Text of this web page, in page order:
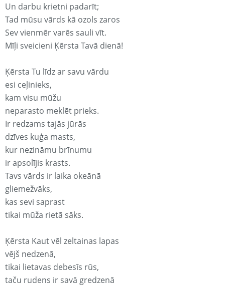
Un darbu krietni padarīt;
Tad mūsu vārds kā ozols zaros
Sev vienmēr varēs sauli vīt.
Mīļi sveicieni Ķērsta Tavā dienā!
Ķērsta Tu līdz ar savu vārdu
esi ceļinieks,
kam visu mūžu
neparasto meklēt prieks.
Ir redzams tajās jūrās
dzīves kuģa masts,
kur nezināmu brīnumu
ir apsolījis krasts.
Tavs vārds ir laika okeānā
gliemežvāks,
kas sevi saprast
tikai mūža rietā sāks.
Ķērsta Kaut vēl zeltainas lapas
vējš nedzenā,
tikai lietavas debesīs rūs,
taču rudens ir savā gredzenā